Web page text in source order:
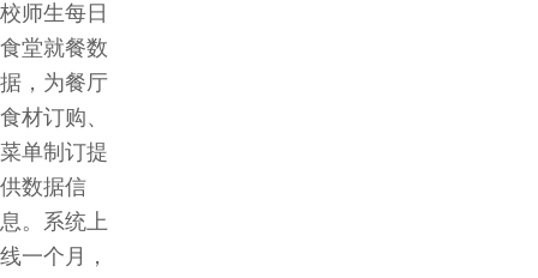
校师生每日
食堂就餐数
据，为餐厅
食材订购、
菜单制订提
供数据信
息。系统上
线一个月，